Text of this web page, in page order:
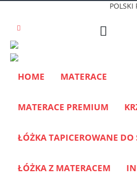
POLSKI
HOME MATERACE
MATERACE PREMIUM
ŁÓŻKA TAPICEROWANE DO
ŁÓŻKA Z MATERACEM